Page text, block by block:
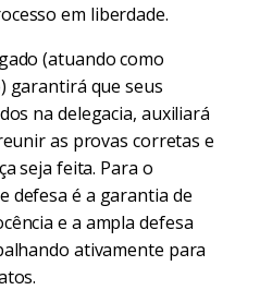
em liberdade.
(atuando como
garantirá que seus
na delegacia, auxiliará
as provas corretas e
seja feita. Para o
defesa é a garantia de
e a ampla defesa
ativamente para